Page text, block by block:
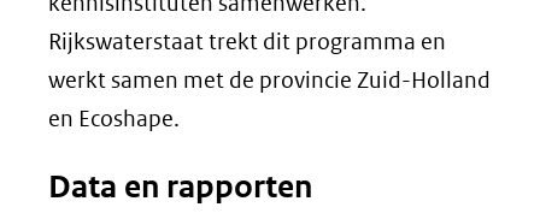
Rijkswaterstaat trekt dit programma en
werkt samen met de provincie Zuid-Holland
en Ecoshape.
Data en rapporten